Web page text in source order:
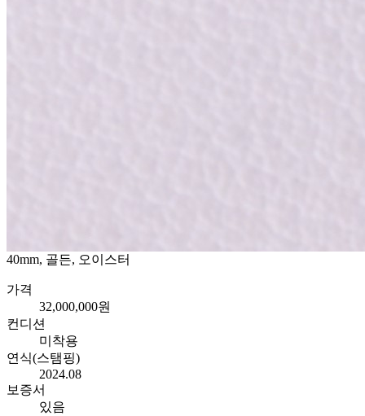
40mm, 골든, 오이스터
가격
32,000,000원
컨디션
미착용
연식(스탬핑)
2024.08
보증서
있음